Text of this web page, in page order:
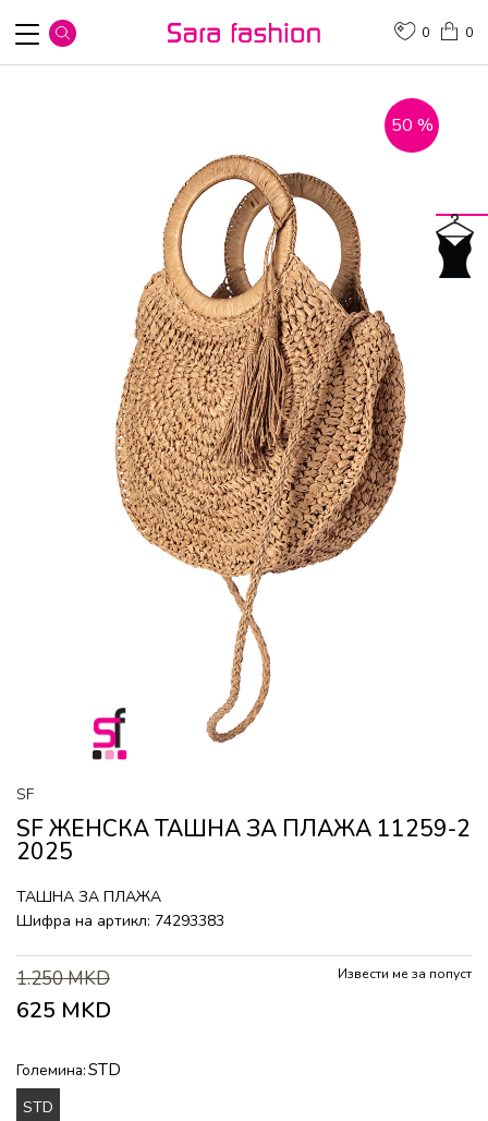
0
0
50 %
SF
SF ЖЕНСКА ТАШНА ЗА ПЛАЖА 11259-2
2025
ТАШНА ЗА ПЛАЖА
Шифра на артикл: 74293383
1.250MKD
625 MKD
Извести ме за попуст
Големина:STD
STD